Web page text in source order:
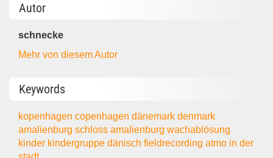
Autor
schnecke
Mehr von diesem Autor
Keywords
kopenhagencopenhagendänemarkdenmark
amalienburgschloss amalienburgwachablösung
kinder kindergruppedänischfieldrecordingatmo in der